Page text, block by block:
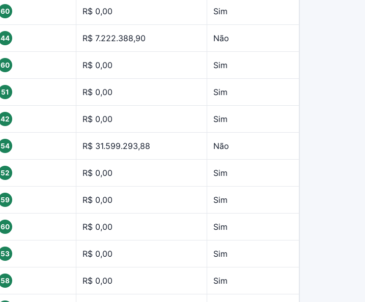
60 R$ 0,00 Sim
44 R$ 7.222.388,90 Não
60 R$ 0,00 Sim
51 R$ 0,00 Sim
42 R$ 0,00 Sim
54 R$ 31.599.293,88 Não
52 R$ 0,00 Sim
59 R$ 0,00 Sim
60 R$ 0,00 Sim
53 R$ 0,00 Sim
58 R$ 0,00 Sim